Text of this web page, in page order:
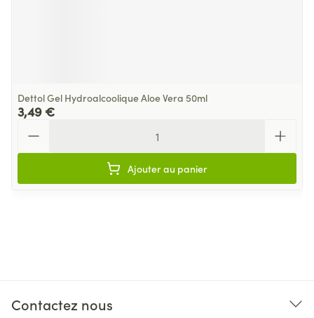
Dettol Gel Hydroalcoolique Aloe Vera 50ml
3,49 €
Ajouter au panier
Contactez nous